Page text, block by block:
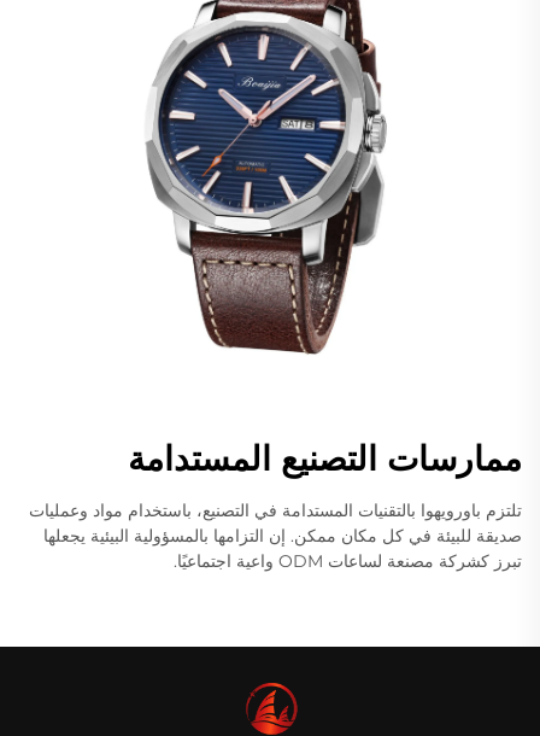
ممارسات التصنيع المستدامة
تلتزم باورويهوا بالتقنيات المستدامة في التصنيع، باستخدام مواد وعمليات
صديقة للبيئة في كل مكان ممكن. إن التزامها بالمسؤولية البيئية يجعلها
تبرز كشركة مصنعة لساعات ODM واعية اجتماعيًا.